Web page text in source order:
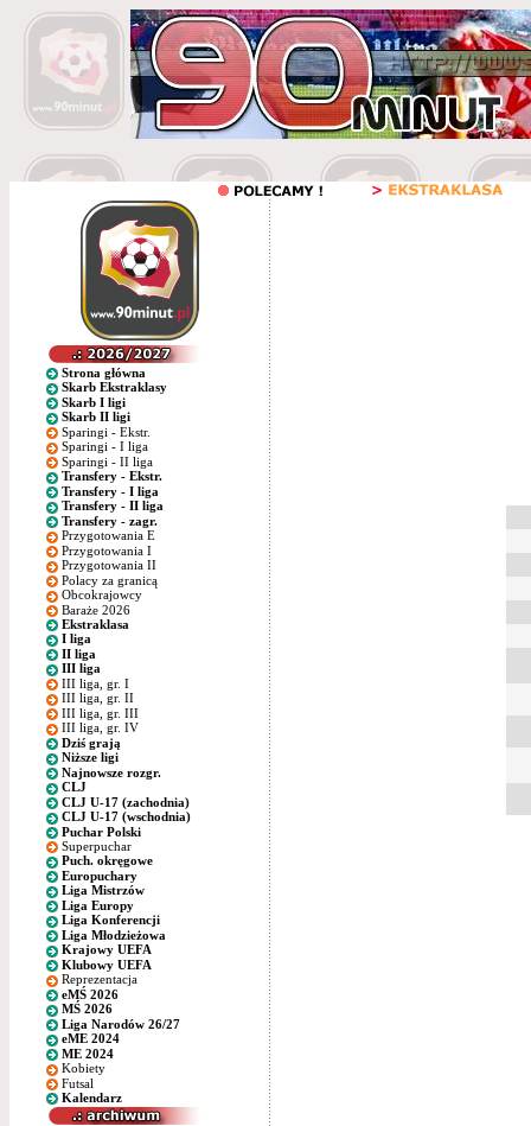
Strona główna
Skarb Ekstraklasy
Skarb I ligi
Skarb II ligi
Sparingi - Ekstr.
Sparingi - I liga
Sparingi - II liga
Transfery - Ekstr.
Transfery - I liga
Transfery - II liga
Transfery - zagr.
Przygotowania E
Przygotowania I
Przygotowania II
Polacy za granicą
Obcokrajowcy
Baraże 2026
Ekstraklasa
I liga
II liga
III liga
III liga, gr. I
III liga, gr. II
III liga, gr. III
III liga, gr. IV
Dziś grają
Niższe ligi
Najnowsze rozgr.
CLJ
CLJ U-17 (zachodnia)
CLJ U-17 (wschodnia)
Puchar Polski
Superpuchar
Puch. okręgowe
Europuchary
Liga Mistrzów
Liga Europy
Liga Konferencji
Liga Młodzieżowa
Krajowy UEFA
Klubowy UEFA
Reprezentacja
eMŚ 2026
MŚ 2026
Liga Narodów 26/27
eME 2024
ME 2024
Kobiety
Futsal
Kalendarz